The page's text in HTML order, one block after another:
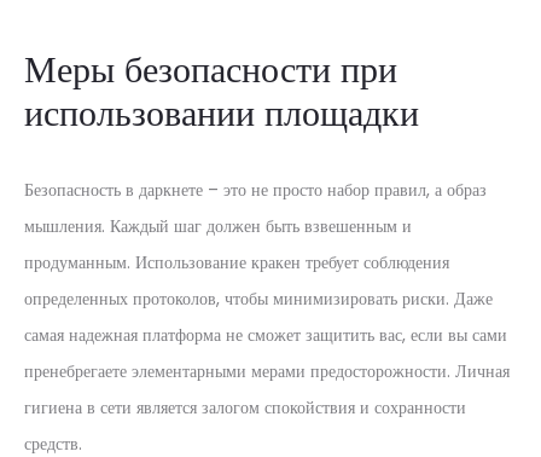
Меры безопасности при
использовании площадки
Безопасность в даркнете – это не просто набор правил, а образ
мышления. Каждый шаг должен быть взвешенным и
продуманным. Использование кракен требует соблюдения
определенных протоколов, чтобы минимизировать риски. Даже
самая надежная платформа не сможет защитить вас, если вы сами
пренебрегаете элементарными мерами предосторожности. Личная
гигиена в сети является залогом спокойствия и сохранности
средств.